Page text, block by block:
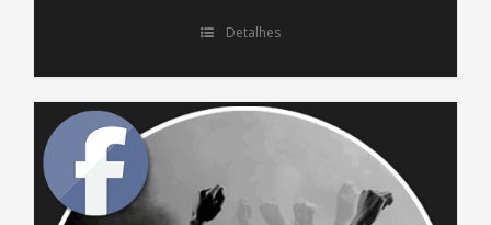
Detalhes